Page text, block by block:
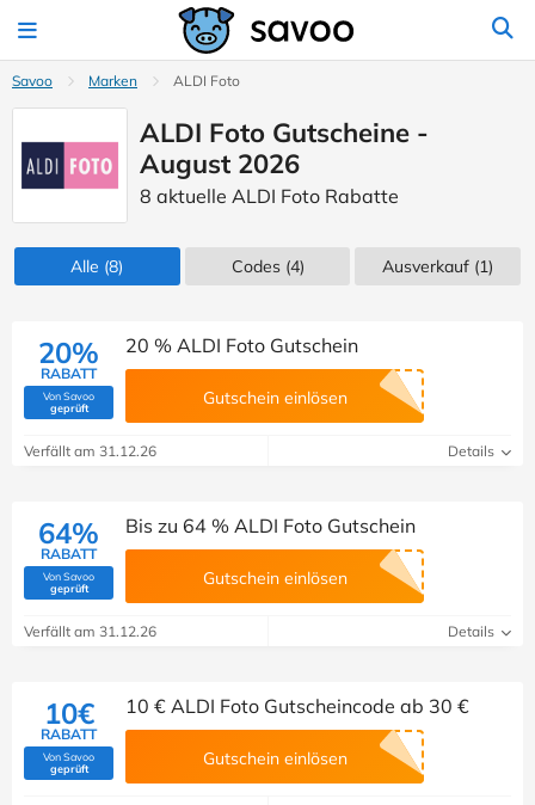
Savoo Marken ALDI Foto
ALDI Foto Gutscheine -
August 2026
8 aktuelle ALDI Foto Rabatte
Alle (8) Codes(4) Ausverkauf (1)
20%
RABATT
Von Savoo
geprüft(Von Savoo geprüft)
20 % ALDI Foto Gutschein
Gutschein einlösen
Verfällt am 31.12.26 Details
64%
RABATT
Von Savoo
geprüft(Von Savoo geprüft)
Bis zu 64 % ALDI Foto Gutschein
Gutschein einlösen
Verfällt am 31.12.26 Details
10€
RABATT
Von Savoo
geprüft(Von Savoo geprüft)
10 € ALDI Foto Gutscheincode ab 30 €
Gutschein einlösen